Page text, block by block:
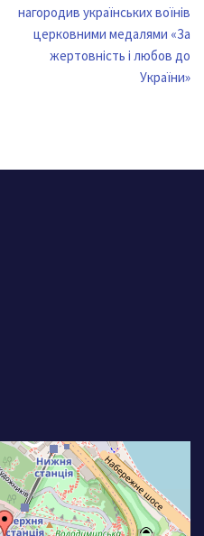
нагородив українських воїнів
церковними медалями «За
жертовність і любов до
України»